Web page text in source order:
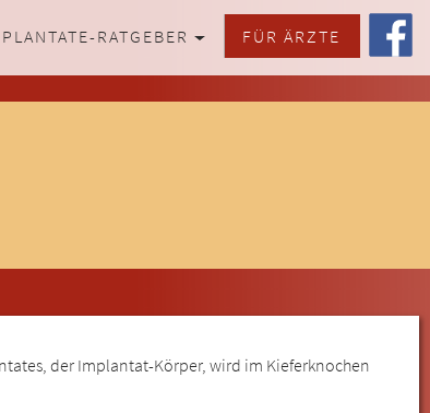
RATGEBER FÜR ÄRZTE
der Implantat-Körper, wird im Kieferknochen